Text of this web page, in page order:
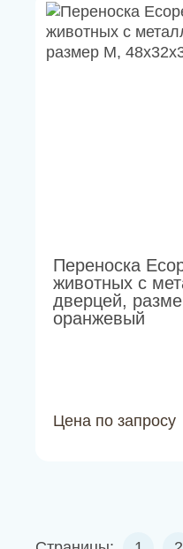
Переноска
животных с
дверцей,
оранжевый
Цена по запросу